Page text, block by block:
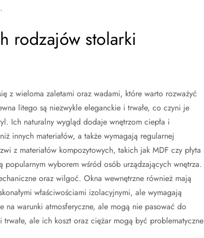
rodzajów stolarki
z wieloma zaletami oraz wadami, które warto rozważyć
litego są niezwykle eleganckie i trwałe, co czyni je
Ich naturalny wygląd dodaje wnętrzom ciepła i
innych materiałów, a także wymagają regularnej
z materiałów kompozytowych, takich jak MDF czy płyta
wyborem wśród osób urządzających wnętrza.
oraz wilgoć. Okna wewnętrzne również mają
właściwościami izolacyjnymi, ale wymagają
warunki atmosferyczne, ale mogą nie pasować do
ale ich koszt oraz ciężar mogą być problematyczne